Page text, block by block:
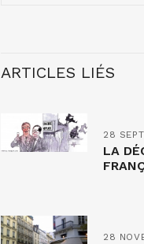
ARTICLES LIÉS
28
LA
28